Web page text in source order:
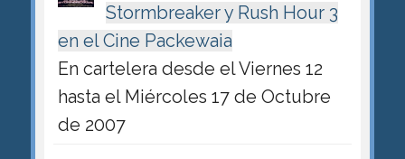
Stormbreaker y Rush Hour 3
en el Cine Packewaia
En cartelera desde el Viernes 12
hasta el Miércoles 17 de Octubre
de 2007